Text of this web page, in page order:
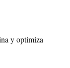
y optimiza